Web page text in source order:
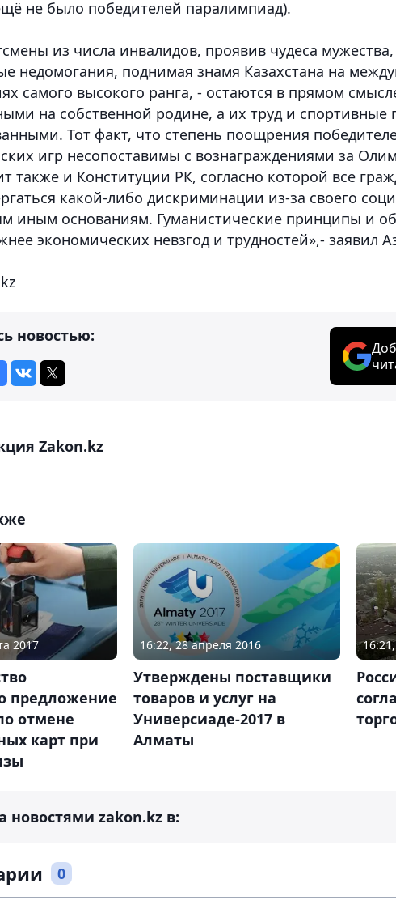
не было победителей паралимпиад).
из числа инвалидов, проявив чудеса
недомогания, поднимая знамя Казахстана на
самого высокого ранга, - остаются в прямом
на собственной родине, а их труд и спортивные
Тот факт, что степень поощрения
игр несопоставимы с вознаграждениями за
также и Конституции РК, согласно которой все
какой-либо дискриминации из-за своего
иным основаниям. Гуманистические принципы и
экономических невзгод и трудностей»,- заявил
новостью:
Zakon.kz
2017
предложение
отмене
карт при
16:22, 28 апреля 2016
Утверждены поставщики
товаров и услуг на
Универсиаде-2017 в
Алматы
новостями zakon.kz в:
0